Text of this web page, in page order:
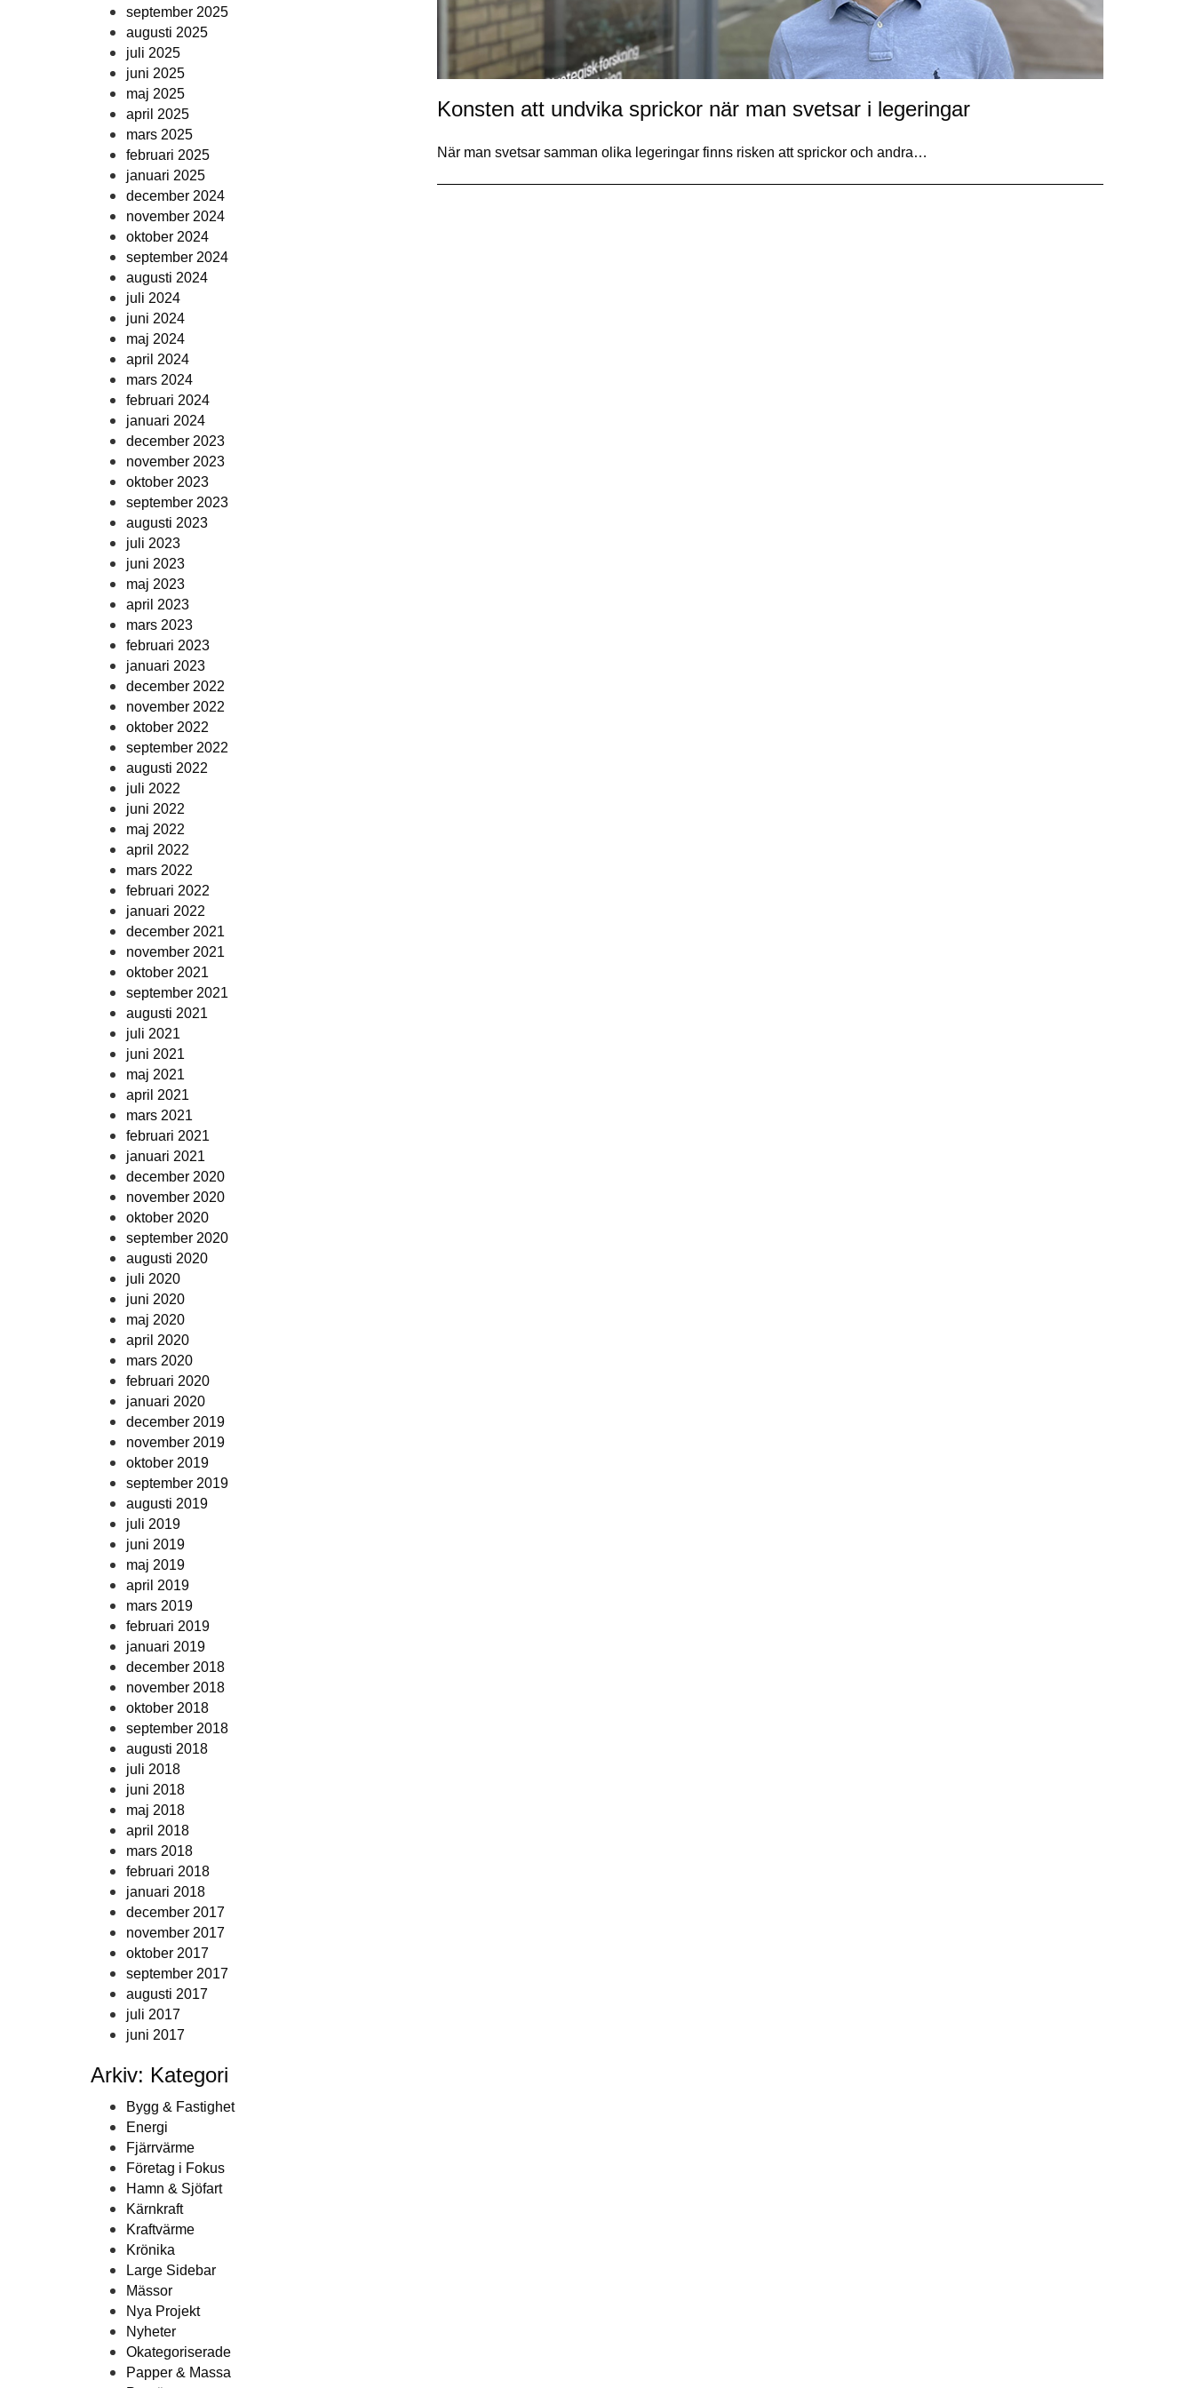
september 2025
augusti 2025
juli 2025
juni 2025
maj 2025
april 2025
mars 2025
februari 2025
januari 2025
december 2024
november 2024
oktober 2024
september 2024
augusti 2024
juli 2024
juni 2024
maj 2024
april 2024
mars 2024
februari 2024
januari 2024
december 2023
november 2023
oktober 2023
september 2023
augusti 2023
juli 2023
juni 2023
maj 2023
april 2023
mars 2023
februari 2023
januari 2023
december 2022
november 2022
oktober 2022
september 2022
augusti 2022
juli 2022
juni 2022
maj 2022
april 2022
mars 2022
februari 2022
januari 2022
december 2021
november 2021
oktober 2021
september 2021
augusti 2021
juli 2021
juni 2021
maj 2021
april 2021
mars 2021
februari 2021
januari 2021
december 2020
november 2020
oktober 2020
september 2020
augusti 2020
juli 2020
juni 2020
maj 2020
april 2020
mars 2020
februari 2020
januari 2020
december 2019
november 2019
oktober 2019
september 2019
augusti 2019
juli 2019
juni 2019
maj 2019
april 2019
mars 2019
februari 2019
januari 2019
december 2018
november 2018
oktober 2018
september 2018
augusti 2018
juli 2018
juni 2018
maj 2018
april 2018
mars 2018
februari 2018
januari 2018
december 2017
november 2017
oktober 2017
september 2017
augusti 2017
juli 2017
juni 2017
Arkiv: Kategori
Bygg & Fastighet
Energi
Fjärrvärme
Företag i Fokus
Hamn & Sjöfart
Kärnkraft
Kraftvärme
Krönika
Large Sidebar
Mässor
Nya Projekt
Nyheter
Okategoriserade
Papper & Massa
Konsten att undvika sprickor när man svetsar i legeringar
När man svetsar samman olika legeringar finns risken att sprickor och andra…